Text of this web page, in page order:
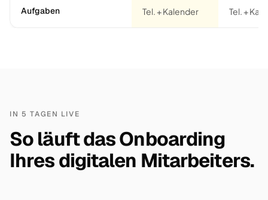
Aufgaben Tel. + Kalender Tel. +
IN 5 TAGEN LIVE
So läuft das Onboarding
Ihres digitalen Mitarbeiters.